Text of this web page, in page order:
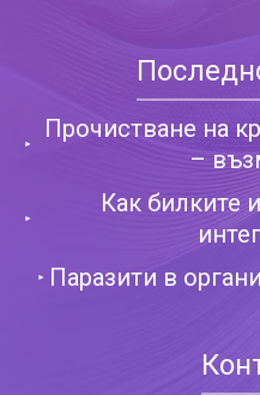
Прочистване на
–
Как билките
Паразити в